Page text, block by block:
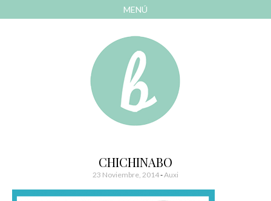
MENÚ
Bonitismos
CHICHINABO
23 Noviembre, 2014-Auxi